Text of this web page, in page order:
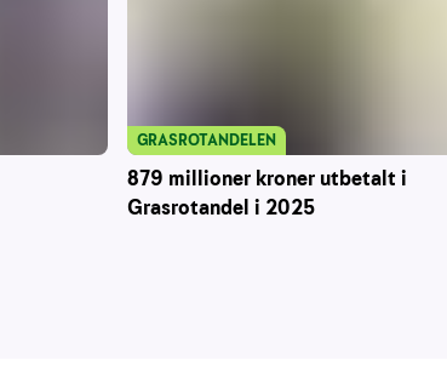
879 millioner kroner utbetalt i
Grasrotandel i 2025
GRASROTANDELEN